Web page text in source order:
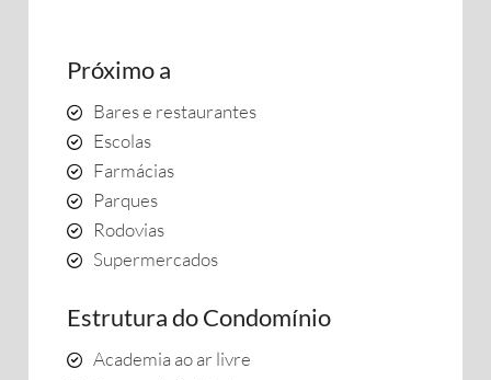
Próximo a
Bares e restaurantes
Escolas
Farmácias
Parques
Rodovias
Supermercados
Estrutura do Condomínio
Academia ao ar livre